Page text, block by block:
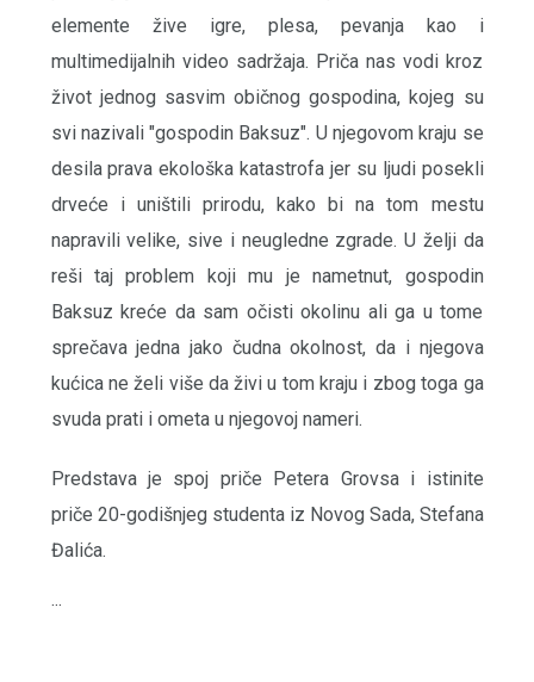
elemente žive igre, plesa, pevanja kao i
multimedijalnih video sadržaja. Priča nas vodi kroz
život jednog sasvim običnog gospodina, kojeg su
svi nazivali "gospodin Baksuz". U njegovom kraju se
desila prava ekološka katastrofa jer su ljudi posekli
drveće i uništili prirodu, kako bi na tom mestu
napravili velike, sive i neugledne zgrade. U želji da
reši taj problem koji mu je nametnut, gospodin
Baksuz kreće da sam očisti okolinu ali ga u tome
sprečava jedna jako čudna okolnost, da i njegova
kućica ne želi više da živi u tom kraju i zbog toga ga
svuda prati i ometa u njegovoj nameri.
Predstava je spoj priče Petera Grovsa i istinite
priče 20-godišnjeg studenta iz Novog Sada, Stefana
Đalića.
...